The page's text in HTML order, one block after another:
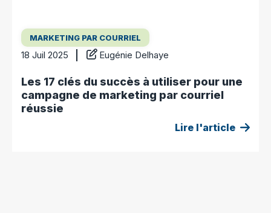
MARKETING PAR COURRIEL
18 Juil 2025 Eugénie Delhaye
Les 17 clés du succès à utiliser pour une
campagne de marketing par courriel
réussie
Lire l'article